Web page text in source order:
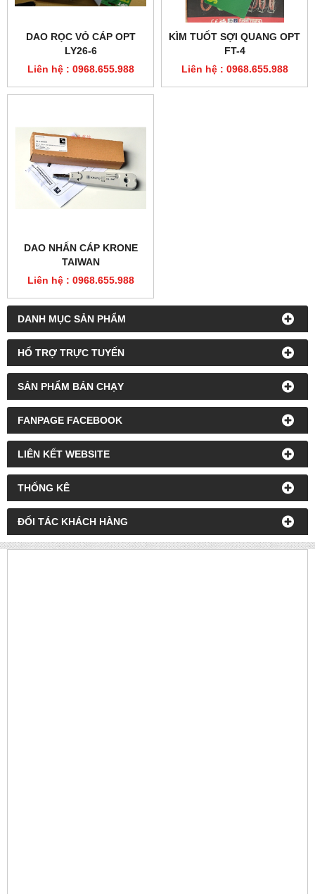
DANH MỤC SẢN PHẨM
HỔ TRỢ TRỰC TUYẾN
SẢN PHẨM BÁN CHẠY
FANPAGE FACEBOOK
LIÊN KẾT WEBSITE
THỐNG KÊ
ĐỐI TÁC KHÁCH HÀNG
DAO RỌC VỎ CÁP OPT
LY26-6
Liên hệ : 0968.655.988
KÌM TUỐT SỢI QUANG OPT
FT-4
Liên hệ : 0968.655.988
DAO NHẤN CÁP KRONE
TAIWAN
Liên hệ : 0968.655.988